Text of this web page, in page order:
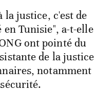
la justice, c'est de
Tunisie", a-t-elle
ont pointé du
de la justice
notamment